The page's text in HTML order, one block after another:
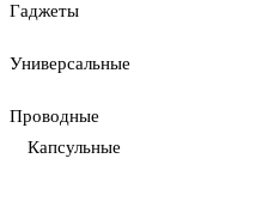
Гаджеты
Универсальные
Проводные
Капсульные